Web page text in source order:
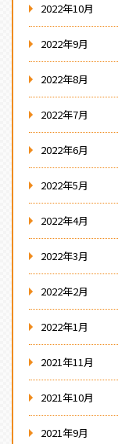
2022年10月
2022年9月
2022年8月
2022年7月
2022年6月
2022年5月
2022年4月
2022年3月
2022年2月
2022年1月
2021年11月
2021年10月
2021年9月